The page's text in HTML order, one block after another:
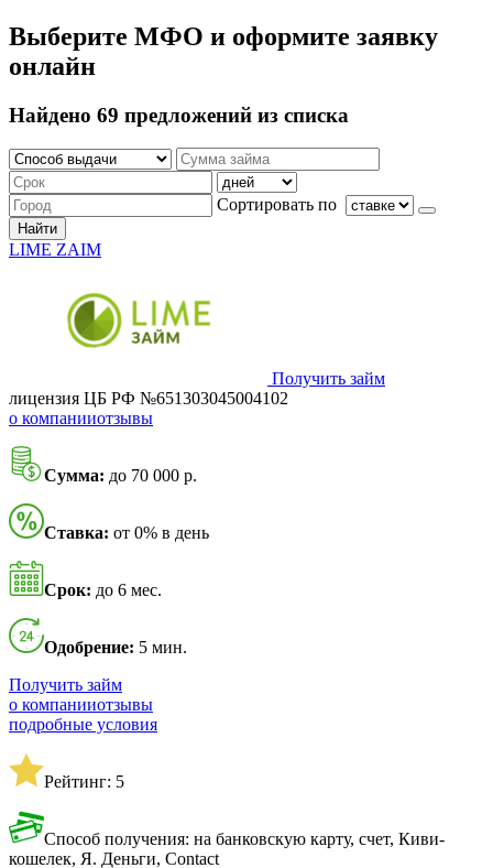
Выберите МФО и оформите заявку
онлайн
Найдено 69 предложений из списка
Сортировать по
Найти
LIME ZAIM
Получить займ
лицензия ЦБ РФ №651303045004102
о компанииотзывы
Сумма: до 70 000 р.
Ставка: от 0% в день
Срок: до 6 мес.
Одобрение: 5 мин.
Получить займ
о компанииотзывы
подробные условия
Рейтинг: 5
Способ получения: на банковскую карту, счет, Киви-
кошелек, Я. Деньги, Contact